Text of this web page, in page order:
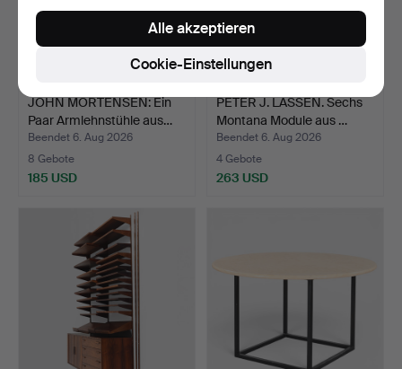
JOHN MORTENSEN: Ein
Paar Armlehnstühle aus…
Beendet 6. Aug 2026
8 Gebote
185 USD
PETER J. LASSEN. Sechs
Montana Module aus …
Beendet 6. Aug 2026
4 Gebote
263 USD
Cookie-Einstellungen
Alle akzeptieren